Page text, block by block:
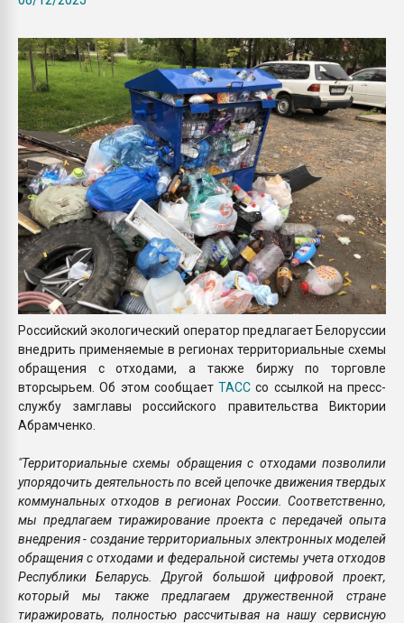
ПЕРЕЙТИ НА
Российский экологический оператор предлагает Белоруссии
внедрить применяемые в регионах территориальные схемы
обращения с отходами, а также биржу по торговле
вторсырьем. Об этом сообщает ТАСС со ссылкой на пресс-
службу замглавы российского правительства Виктории
Абрамченко.
"Территориальные схемы обращения с отходами позволили
упорядочить деятельность по всей цепочке движения твердых
коммунальных отходов в регионах России. Соответственно,
мы предлагаем тиражирование проекта с передачей опыта
внедрения - создание территориальных электронных моделей
обращения с отходами и федеральной системы учета отходов
Республики Беларусь. Другой большой цифровой проект,
который мы также предлагаем дружественной стране
тиражировать, полностью рассчитывая на нашу сервисную